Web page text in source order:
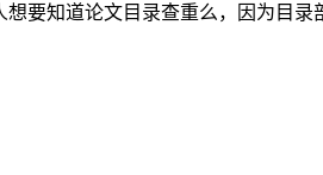
要知道论文目录查重么，因为目